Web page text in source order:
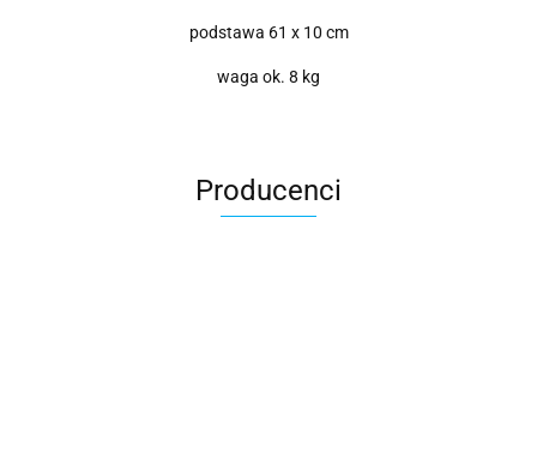
podstawa 61 x 10 cm
waga ok. 8 kg
Producenci